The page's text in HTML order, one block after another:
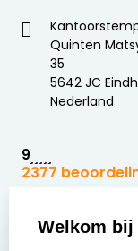
Quinten
35
5642 JC
Nederland
9
2377
Zakelijk:
Welkom bij